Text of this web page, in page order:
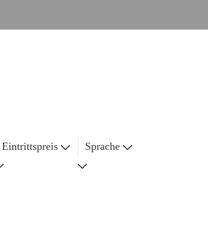
Eintrittspreis Sprache